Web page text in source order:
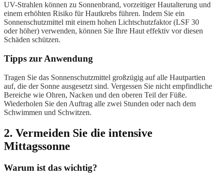
UV-Strahlen können zu Sonnenbrand, vorzeitiger Hautalterung und
einem erhöhten Risiko für Hautkrebs führen. Indem Sie ein
Sonnenschutzmittel mit einem hohen Lichtschutzfaktor (LSF 30
oder höher) verwenden, können Sie Ihre Haut effektiv vor diesen
Schäden schützen.
Tipps zur Anwendung
Tragen Sie das Sonnenschutzmittel großzügig auf alle Hautpartien
auf, die der Sonne ausgesetzt sind. Vergessen Sie nicht empfindliche
Bereiche wie Ohren, Nacken und den oberen Teil der Füße.
Wiederholen Sie den Auftrag alle zwei Stunden oder nach dem
Schwimmen und Schwitzen.
2. Vermeiden Sie die intensive
Mittagssonne
Warum ist das wichtig?